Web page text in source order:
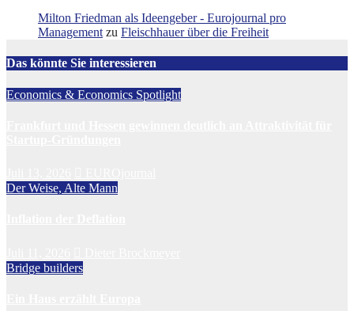
Milton Friedman als Ideengeber - Eurojournal pro
Management zu Fleischhauer über die Freiheit
Das könnte Sie interessieren
Economics & Economics Spotlight
Der Weise, Alte Mann
Bridge builders